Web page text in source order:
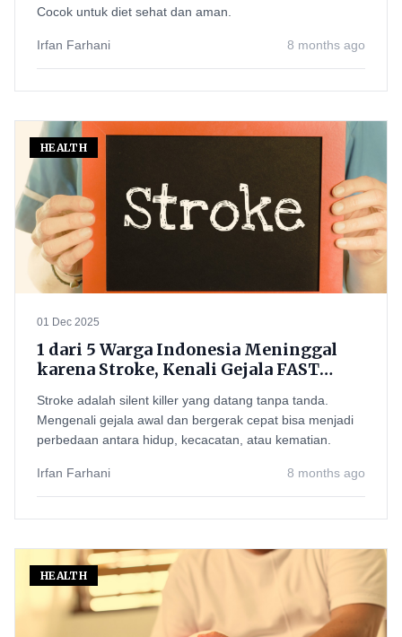
Cocok untuk diet sehat dan aman.
Irfan Farhani 8 months ago
HEALTH
01 Dec 2025
1 dari 5 Warga Indonesia Meninggal
karena Stroke, Kenali Gejala FAST
Stroke adalah silent killer yang datang tanpa tanda.
Mengenali gejala awal dan bergerak cepat bisa menjadi
perbedaan antara hidup, kecacatan, atau kematian.
Irfan Farhani 8 months ago
HEALTH